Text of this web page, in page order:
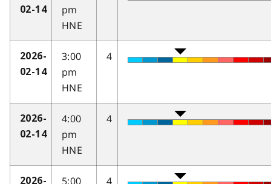
02-14
pm
HNE
2026-
02-14
3:00
pm
HNE
4
2026-
02-14
4:00
pm
HNE
4
2026-
5:00
4